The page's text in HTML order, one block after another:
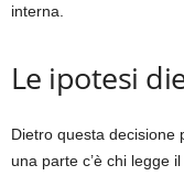
interna.
Le ipotesi
Dietro questa decisione
una parte c’è chi legge